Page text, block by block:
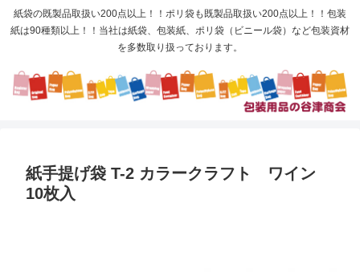
紙袋の既製品取扱い200点以上！！ポリ袋も既製品取扱い200点以上！！包装
紙は90種類以上！！当社は紙袋、包装紙、ポリ袋（ビニール袋）など包装資材
を多数取り扱っております。
紙手提げ袋 T-2 カラークラフト ワイン
10枚入